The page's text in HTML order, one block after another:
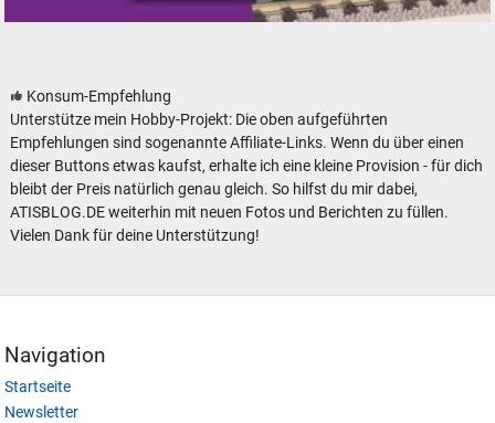
Konsum-Empfehlung
Unterstütze mein Hobby-Projekt: Die oben aufgeführten
Empfehlungen sind sogenannte Affiliate-Links. Wenn du über einen
dieser Buttons etwas kaufst, erhalte ich eine kleine Provision - für dich
bleibt der Preis natürlich genau gleich. So hilfst du mir dabei,
ATISBLOG.DE weiterhin mit neuen Fotos und Berichten zu füllen.
Vielen Dank für deine Unterstützung!
Navigation
Startseite
Newsletter